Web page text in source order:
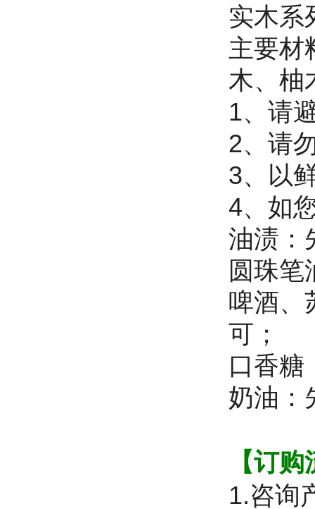
实木系
主要材
木、柚
1、请
2、请
3、以
4、如
油渍：
圆珠笔
啤酒、
可；
口香糖
奶油：
【订
1.咨询